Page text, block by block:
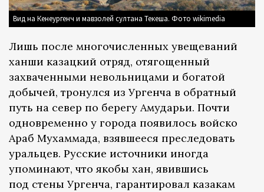
Вид на Кенеургенч и мавзолей султана Текеша. Фото wikimedia
Лишь после многочисленных увещеваний
ханши казацкий отряд, отягощенный
захваченными невольницами и богатой
добычей, тронулся из Ургенча в обратный
путь на север по берегу Амударьи. Почти
одновременно у города появилось войско
Араб Мухаммада, взявшееся преследовать
уральцев. Русские источники иногда
упоминают, что якобы хан, явившись
под стены Ургенча, гарантировал казакам